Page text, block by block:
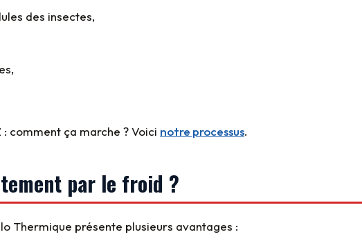
des insectes,
comment ça marche ? Voici notre processus.
par le froid ?
Thermique présente plusieurs avantages :